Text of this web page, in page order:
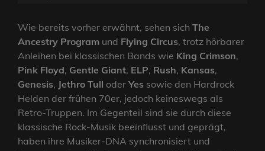
Wie bereits vorher erwähnt, sehen sich The
Ancestry Program und Flying Circus, trotz hörbarer
Anleihen bei klassischen Bands wie King Crimson,
Pink Floyd, Gentle Giant, ELP, Rush, Kansas,
Genesis, Jethro Tull oderYes sowie den Hardrock
Helden der frühen 70er, jedoch keineswegs als
Retro-Truppen. Im Gegenteil sind sie durch diese
klassische Rock-Musik beeinflusst und geprägt,
haben ihre Musiker-DNA synchronisiert und